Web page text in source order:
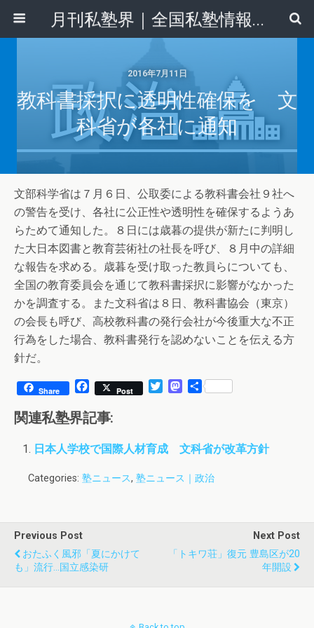
月刊私塾界｜全国私塾情報センター
2016年7月11日
教科書採択に透明性確保を 文
科省が各社に通知
文部科学省は７月６日、公取委による教科書会社９社へ
の警告を受け、各社に公正性や透明性を確保するようあ
らためて通知した。８日には歳暮の提供が新たに判明し
た大日本図書と教育芸術社の社長を呼び、８月中の詳細
な報告を求める。歳暮を受け取った教員らについても、
全国の教育委員会を通じて教科書採択に影響がなかった
かを調査する。また文科省は８日、教科書協会（東京）
の会長も呼び、高校教科書の発行会社が今後重大な不正
行為をした場合、教科書発行を認めないことを伝える方
針だ。
Share
F
c
e
b
o
k
Post
t
e
M
o
d
n
共
関連私塾界記事:
日本人学校で国際人材育成 文科省が改革方針
Categories: 塾ニュース, 塾ニュース｜政治
Previous Post
おたふく風邪「夏にかけて
も」流行…国立感染研
Next Post
「トキワ荘」復元 豊島区が20
年開設